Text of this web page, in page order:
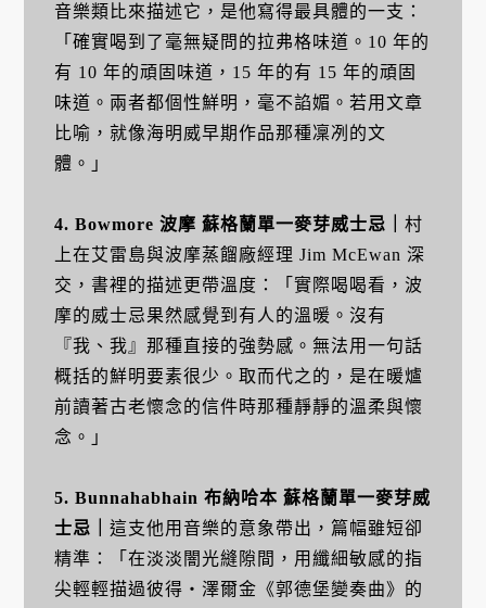
音樂類比來描述它，是他寫得最具體的一支：
「確實喝到了毫無疑問的拉弗格味道。10 年的
有 10 年的頑固味道，15 年的有 15 年的頑固
味道。兩者都個性鮮明，毫不諂媚。若用文章
比喻，就像海明威早期作品那種凜冽的文
體。」
4. Bowmore 波摩 蘇格蘭單一麥芽威士忌
村
上在艾雷島與波摩蒸餾廠經理 Jim McEwan 深
交，書裡的描述更帶溫度：「實際喝喝看，波
摩的威士忌果然感覺到有人的溫暖。沒有
『我、我』那種直接的強勢感。無法用一句話
概括的鮮明要素很少。取而代之的，是在暖爐
前讀著古老懷念的信件時那種靜靜的溫柔與懷
念。」
5. Bunnahabhain 布納哈本 蘇格蘭單一麥芽威
士忌
這支他用音樂的意象帶出，篇幅雖短卻
精準：「在淡淡闇光縫隙間，用纖細敏感的指
尖輕輕描過彼得・澤爾金《郭德堡變奏曲》的